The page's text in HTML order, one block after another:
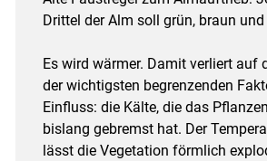
Drittel der Alm soll grün, braun
Es wird wärmer. Damit verliert auf
der wichtigsten begrenzenden
Einfluss: die Kälte, die das
bislang gebremst hat. Der
lässt die Vegetation förmlich